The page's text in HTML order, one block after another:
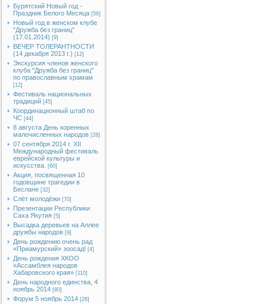
Бурятский Новый год -
Праздник Белого Месяца [56]
Новый год в женском клубе
"Дружба без границ"
(17.01.2014) [9]
ВЕЧЕР ТОЛЕРАНТНОСТИ
(14 декабря 2013 г.) [12]
Экскурсия членов женского
клуба "Дружба без границ"
по православным храмам
[12]
Фестиваль национальных
традиций [45]
Координационный штаб по
ЧС [44]
8 августа День коренных
малочисленных народов [28]
07 сентября 2014 г. XII
Международный фестиваль
еврейской культуры и
искусства.
[60]
Акция, посвященная 10
годовщине трагедии в
Беслане [32]
Слёт молодёжи [70]
Презентации Республики
Саха Якутия [5]
Высадка деревьев на Аллее
дружбы народов [9]
День рождению очень рад
«Приамурский» зоосад! [4]
День рождения ХКОО
«Ассамблея народов
Хабаровского края» [110]
День народного единства, 4
ноябрь 2014 [80]
Форум 5 ноябрь 2014 [26]